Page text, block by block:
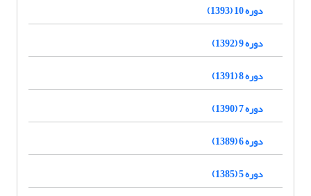
دوره 10 (1393)
دوره 9 (1392)
دوره 8 (1391)
دوره 7 (1390)
دوره 6 (1389)
دوره 5 (1385)